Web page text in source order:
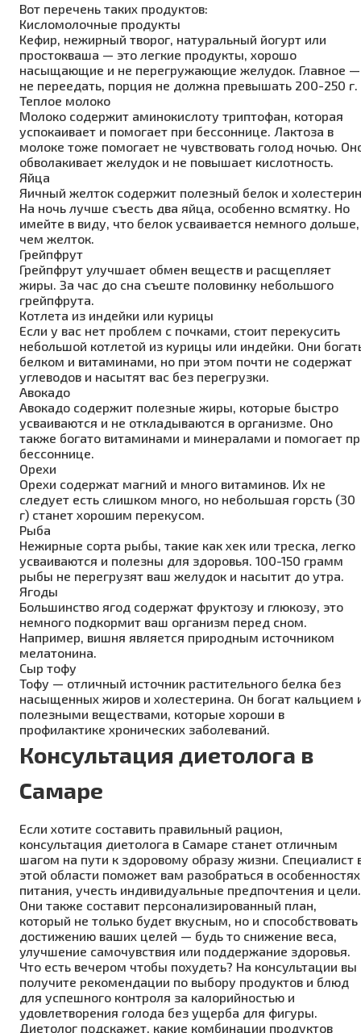
Вот перечень таких продуктов:
Кисломолочные продукты
Кефир, нежирный творог, натуральный йогурт или
простокваша — это легкие продукты, хорошо
насыщающие и не перегружающие желудок. Главное —
не переедать, порция не должна превышать 200-250 г.
Теплое молоко
Молоко содержит аминокислоту триптофан, которая
успокаивает и помогает при бессоннице. Лактоза в
молоке тоже помогает не чувствовать голод ночью.
обволакивает желудок и не повышает кислотность.
Яйца
Яичный желток содержит полезный белок и
На ночь лучше съесть два яйца, особенно всмятку. Но
имейте в виду, что белок усваивается немного дольше,
чем желток.
Грейпфрут
Грейпфрут улучшает обмен веществ и расщепляет
жиры. За час до сна съеште половинку небольшого
грейпфрута.
Котлета из индейки или курицы
Если у вас нет проблем с почками, стоит перекусить
небольшой котлетой из курицы или индейки. Они
белком и витаминами, но при этом почти не содержат
углеводов и насытят вас без перегрузки.
Авокадо
Авокадо содержит полезные жиры, которые быстро
усваиваются и не откладываются в организме. Оно
также богато витаминами и минералами и помогает
бессоннице.
Орехи
Орехи содержат магний и много витаминов. Их не
следует есть слишком много, но небольшая горсть (30
г) станет хорошим перекусом.
Рыба
Нежирные сорта рыбы, такие как хек или треска, легко
усваиваются и полезны для здоровья. 100-150 грамм
рыбы не перегрузят ваш желудок и насытит до утра.
Ягоды
Большинство ягод содержат фруктозу и глюкозу, это
немного подкормит ваш организм перед сном.
Например, вишня является природным источником
мелатонина.
Сыр тофу
Тофу — отличный источник растительного белка без
насыщенных жиров и холестерина. Он богат кальцием
полезными веществами, которые хороши в
профилактике хронических заболеваний.
Консультация диетолога в
Самаре
Если хотите составить правильный рацион,
консультация диетолога в Самаре станет отличным
шагом на пути к здоровому образу жизни. Специалист
этой области поможет вам разобраться в особенностях
питания, учесть индивидуальные предпочтения и цели.
Они также составит персонализированный план,
который не только будет вкусным, но и способствовать
достижению ваших целей — будь то снижение веса,
улучшение самочувствия или поддержание здоровья.
Что есть вечером чтобы похудеть? На консультации вы
получите рекомендации по выбору продуктов и блюд
для успешного контроля за калорийностью и
удовлетворения голода без ущерба для фигуры.
Диетолог подскажет, какие комбинации продуктов